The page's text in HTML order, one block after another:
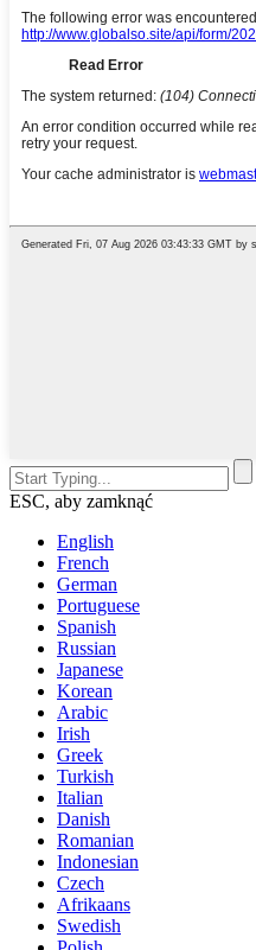
ESC, aby zamknąć
English
French
German
Portuguese
Spanish
Russian
Japanese
Korean
Arabic
Irish
Greek
Turkish
Italian
Danish
Romanian
Indonesian
Czech
Afrikaans
Swedish